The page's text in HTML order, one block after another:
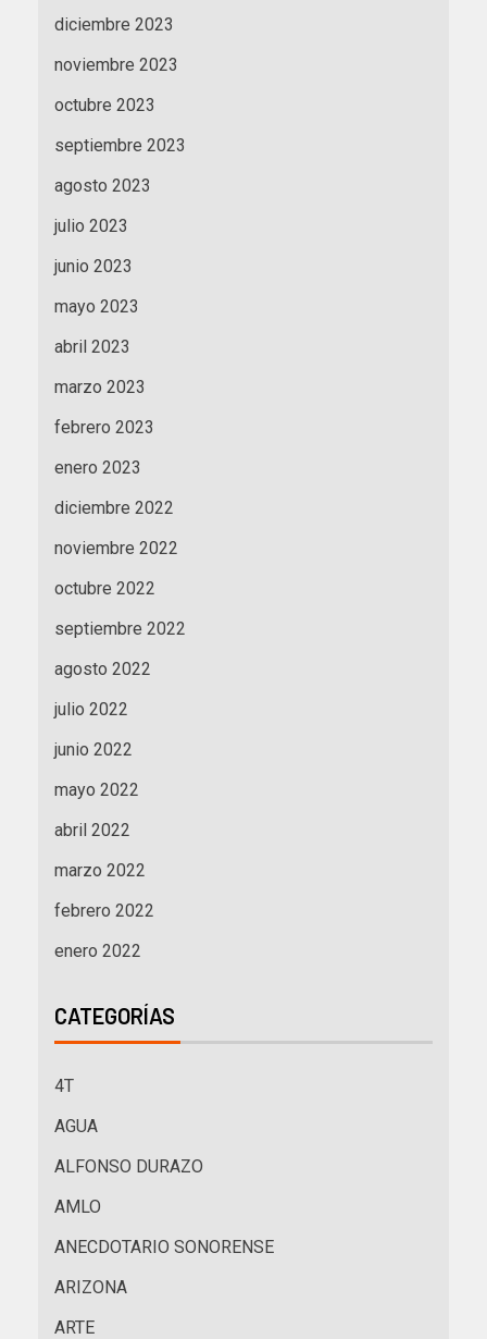
diciembre 2023
noviembre 2023
octubre 2023
septiembre 2023
agosto 2023
julio 2023
junio 2023
mayo 2023
abril 2023
marzo 2023
febrero 2023
enero 2023
diciembre 2022
noviembre 2022
octubre 2022
septiembre 2022
agosto 2022
julio 2022
junio 2022
mayo 2022
abril 2022
marzo 2022
febrero 2022
enero 2022
CATEGORÍAS
4T
AGUA
ALFONSO DURAZO
AMLO
ANECDOTARIO SONORENSE
ARIZONA
ARTE